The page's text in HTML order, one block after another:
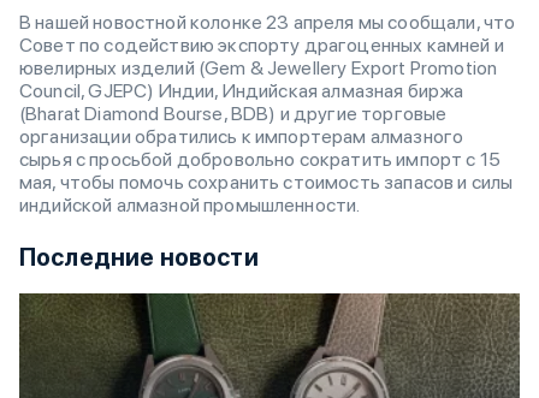
В нашей новостной колонке 23 апреля мы сообщали, что
Совет по содействию экспорту драгоценных камней и
ювелирных изделий (Gem & Jewellery Export Promotion
Council, GJEPC) Индии, Индийская алмазная биржа
(Bharat Diamond Bourse, BDB) и другие торговые
организации обратились к импортерам алмазного
сырья с просьбой добровольно сократить импорт с 15
мая, чтобы помочь сохранить стоимость запасов и силы
индийской алмазной промышленности.
Последние новости